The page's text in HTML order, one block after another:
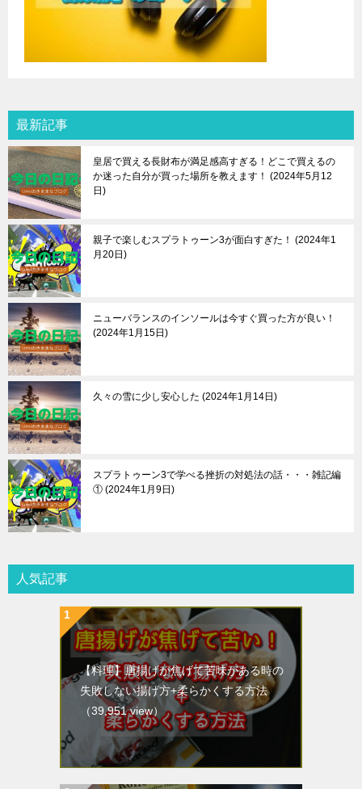
最新記事
皇居で買える長財布が満足感高すぎる！どこで買えるの
か迷った自分が買った場所を教えます！
2024年5月12
日
親子で楽しむスプラトゥーン3が面白すぎた！
2024年1
月20日
ニューバランスのインソールは今すぐ買った方が良い！
2024年1月15日
久々の雪に少し安心した 2024年1月14日
スプラトゥーン3で学べる挫折の対処法の話・・・雑記編
① 2024年1月9日
人気記事
【料理】唐揚げが焦げて苦味がある時の
失敗しない揚げ方+柔らかくする方法
（39,951 view）